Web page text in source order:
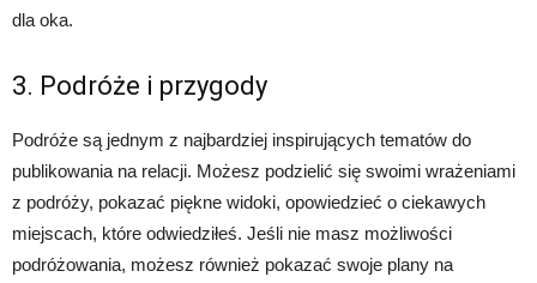
dla oka.
3. Podróże i przygody
Podróże są jednym z najbardziej inspirujących tematów do
publikowania na relacji. Możesz podzielić się swoimi wrażeniami
z podróży, pokazać piękne widoki, opowiedzieć o ciekawych
miejscach, które odwiedziłeś. Jeśli nie masz możliwości
podróżowania, możesz również pokazać swoje plany na